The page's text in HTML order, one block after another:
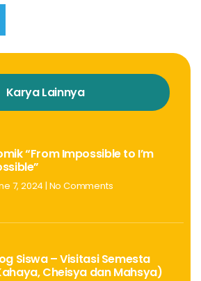
Karya Lainnya
“From Impossible to I’m
7, 2024 No Comments
Siswa – Visitasi Semesta
Cheisya dan Mahsya)